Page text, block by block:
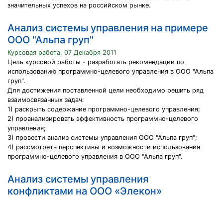
значительных успехов на российском рынке.
Анализ системы управления на примере
ООО "Альпа груп"
Курсовая работа, 07 Декабря 2011
Цель курсовой работы - разработать рекомендации по
использованию программно-целевого управления в ООО "Альпа
груп".
Для достижения поставленной цели необходимо решить ряд
взаимосвязанных задач:
1) раскрыть содержание программно-целевого управления;
2) проанализировать эффективность программно-целевого
управления;
3) провести анализ системы управления ООО "Альпа груп";
4) рассмотреть перспективы и возможности использования
программно-целевого управления в ООО "Альпа груп".
Анализ системы управления
конфликтами на ООО «Элекон»